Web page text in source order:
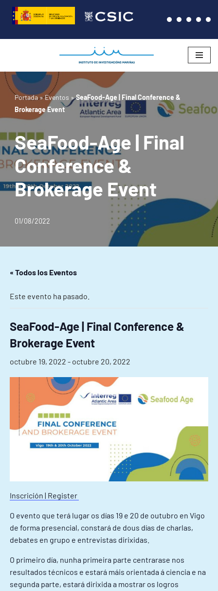
Saltar
al
Portada»Eventos »SeaFood-Age | Final Conference &
Brokerage Event
SeaFood-Age | Final
Conference &
Brokerage Event
01/08/2022
« Todos los Eventos
Este evento ha pasado.
SeaFood-Age | Final Conference &
Brokerage Event
octubre 19, 2022 - octubre 20, 2022
Inscrición | Register
O evento que terá lugar os días 19 e 20 de outubro en Vigo
de forma presencial, constará de dous días de charlas,
debates en grupo e entrevistas dirixidas.
O primeiro día, nunha primeira parte centrarase nos
resultados técnicos e estará máis orientada á ciencia e na
segunda parte, estará dirixida a mostrar os logros